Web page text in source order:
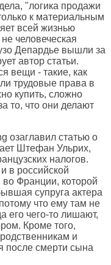
"логика продажи
к материальным
всей жизнью
человеческая
Депардье вышли за
автор статьи.
вещи - такие, как
трудовые права в
купить, сложно
то, что они делают
озаглавил статью о
Штефан Ульрих,
налогов.
в российской
Франции, которой
супруга актера
что ему там не
его чего-то лишают,
Кроме того,
и
после смерти сына